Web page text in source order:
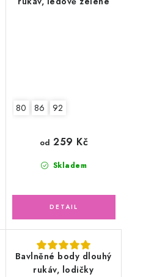
80 86 92
Skladem
od 259 Kč
Bavlněné body dlouhý
rukáv, lodičky